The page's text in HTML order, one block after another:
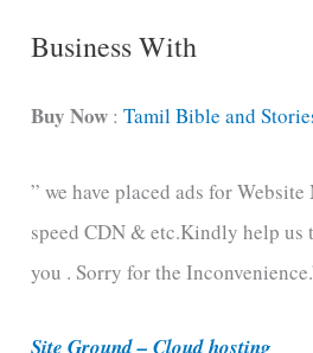
C
t
g
o
r
Business With
Buy Now :Tamil Bible and
” we have placed ads for
speed CDN & etc.Kindly help us
you . Sorry for the